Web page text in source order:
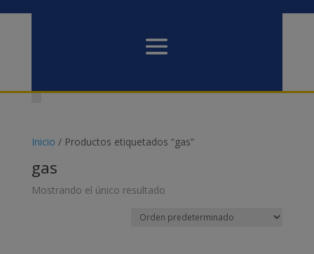
Inicio / Productos etiquetados “gas”
gas
Mostrando el único resultado